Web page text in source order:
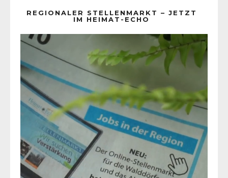
REGIONALER STELLENMARKT – JETZT
IM HEIMAT-ECHO
Player